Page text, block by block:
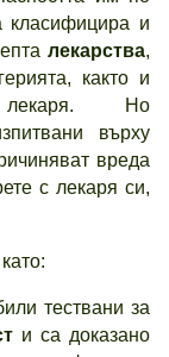
класифицира и
лекарства,
както и
Но
върху
вреда
с лекаря си,
като:
тествани за
и са доказано